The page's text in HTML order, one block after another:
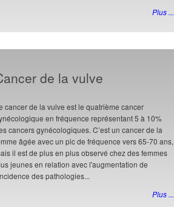
Plus ...
de la vulve
cancer de la vulve est le quatrième cancer
en fréquence représentant 5 à 10%
cancers gynécologiques. C’est un cancer de la
âgée avec un pic de fréquence vers 65-70 ans,
il est de plus en plus observé chez des femmes
jeunes en relation avec l'augmentation de
des pathologies...
Plus ...